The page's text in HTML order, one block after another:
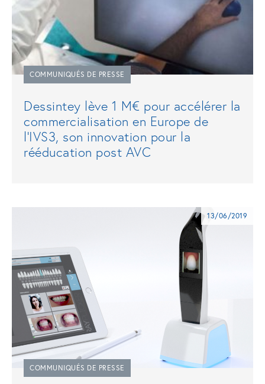
COMMUNIQUÉS DE PRESSE
Dessintey lève 1 M€ pour accélérer la
commercialisation en Europe de
l’IVS3, son innovation pour la
rééducation post AVC
13/06/2019
COMMUNIQUÉS DE PRESSE